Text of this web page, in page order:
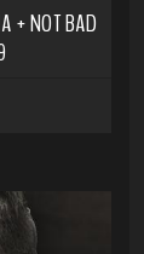
+ NOT BAD